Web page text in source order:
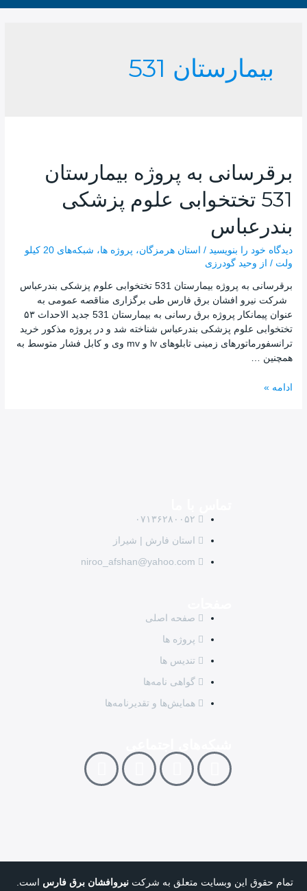
بیمارستان 531
برقرسانی به پروژه بیمارستان
531 تختخوابی علوم پزشکی
بندرعباس
دیدگاه‌ خود را بنویسید / استان هرمزگان، پروژه ها،
شبکه‌های 20 کیلو
ولت / از وحید گودرزی
برقرسانی به پروژه بیمارستان 531 تختخوابی علوم پزشکی بندرعباس
شرکت نیرو افشان برق فارس طی برگزاری مناقصه عمومی به
عنوان پیمانکار پروژه برق رسانی به بیمارستان 531 جدید الاحداث ۵۳
تختخوابی علوم پزشکی بندرعباس شناخته شد و در پروژه مذکور خرید
ترانسفورماتورهای زمینی تابلوهای lv و mv وی و کابل فشار متوسط به
همچنین …
ادامه »
۰۷۱۳۶۲۸۰۰۵۲
استان فارش | شیراز
niroo_afshan@yahoo.com
صفحه اصلی
پروژه ها
تندیس ها
گواهی نامه‌ها
همایش‌ها و تقدیرنامه‌ها
تمام حقوق این وبسایت متعلق به شرکت نیروافشان برق فارس است.